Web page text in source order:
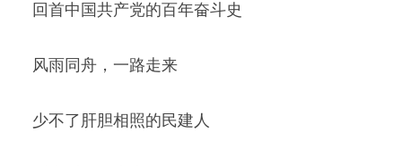
回首中国共产党的百年奋斗史
风雨同舟，一路走来
少不了肝胆相照的民建人